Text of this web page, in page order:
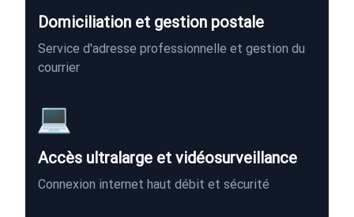
Domiciliation et gestion postale
Service d'adresse professionnelle et gestion du
courrier
💻
Accès ultralarge et vidéosurveillance
Connexion internet haut débit et sécurité